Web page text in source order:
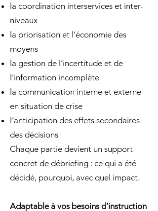
la coordination interservices et inter-
niveaux
la priorisation et l’économie des
moyens
la gestion de l’incertitude et de
l’information incomplète
la communication interne et externe
en situation de crise
l’anticipation des effets secondaires
des décisions
Chaque partie devient un support
concret de débriefing : ce qui a été
décidé, pourquoi, avec quel impact.
Adaptable à vos besoins d’instruction